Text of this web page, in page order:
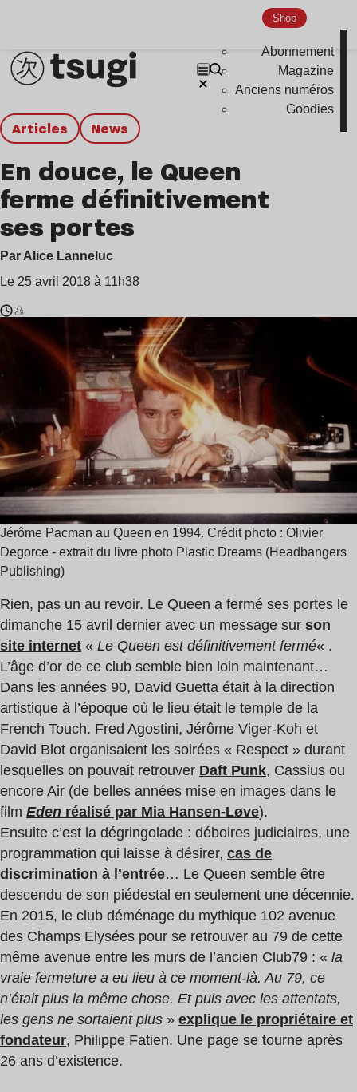
Shop
Abonnement
Magazine
Anciens numéros
Goodies
Articles news
En douce, le Queen
ferme définitivement
ses portes
Par Alice Lanneluc
Le 25 avril 2018 à 11h38
Temps
1
min
David
Guetta
Air
Jérôme Pacman au Queen en 1994. Crédit photo : Olivier
Degorce - extrait du livre photo Plastic Dreams (Headbangers
Publishing)
Rien, pas un au revoir. Le Queen a fermé ses portes le
dimanche 15 avril dernier avec un message sur son
site internet « Le Queen est définitivement fermé« .
L’âge d’or de ce club semble bien loin maintenant…
Dans les années 90, David Guetta était à la direction
artistique à l’époque où le lieu était le temple de la
French Touch. Fred Agostini, Jérôme Viger-Koh et
David Blot organisaient les soirées « Respect » durant
lesquelles on pouvait retrouver Daft Punk, Cassius ou
encore Air (de belles années mise en images dans le
film Eden réalisé par Mia Hansen-Løve).
Ensuite c’est la dégringolade : déboires judiciaires, une
programmation qui laisse à désirer, cas de
discrimination à l’entrée… Le Queen semble être
descendu de son piédestal en seulement une décennie.
En 2015, le club déménage du mythique 102 avenue
des Champs Elysées pour se retrouver au 79 de cette
même avenue entre les murs de l’ancien Club79 : « la
vraie fermeture a eu lieu à ce moment-là. Au 79, ce
n’était plus la même chose. Et puis avec les attentats,
les gens ne sortaient plus » explique le propriétaire et
fondateur, Philippe Fatien. Une page se tourne après
26 ans d’existence.